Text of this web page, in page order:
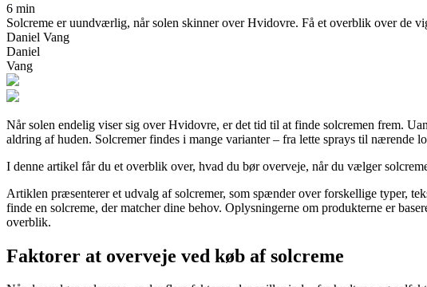
6 min
Solcreme er uundværlig, når solen skinner over Hvidovre. Få et overblik over de
Daniel Vang
Daniel
Vang
Når solen endelig viser sig over Hvidovre, er det tid til at finde solcremen frem.
aldring af huden. Solcremer findes i mange varianter – fra lette sprays til
I denne artikel får du et overblik over, hvad du bør overveje, når du vælger
Artiklen præsenterer et udvalg af solcremer, som spænder over forskellige typer,
finde en solcreme, der matcher dine behov. Oplysningerne om produkterne er
overblik.
Faktorer at overveje ved køb af solcreme